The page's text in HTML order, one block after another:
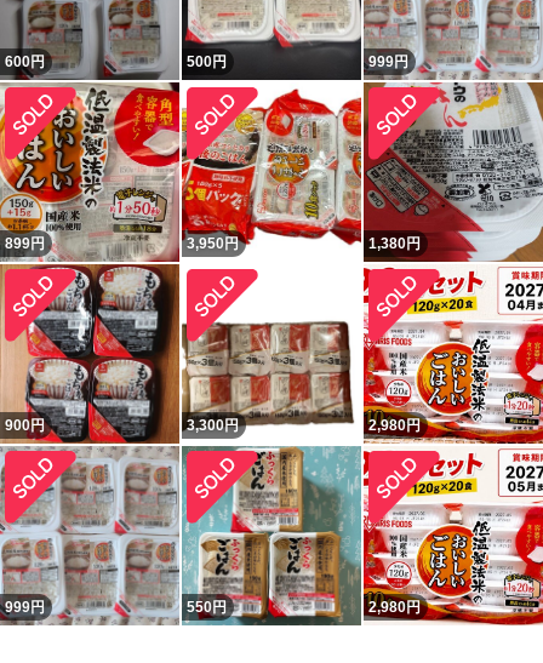
600円 500円 999円
899円 3,950 円 1,380円
900円 3,300円 2,980円
999円 550円 2,980円